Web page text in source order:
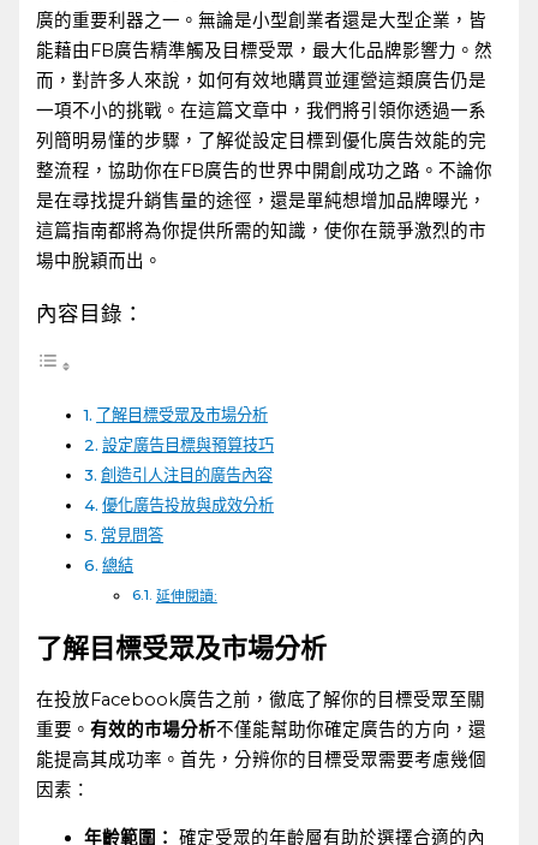
廣的重要利器之一。無論是小型創業者還是大型企業，皆
能藉由FB廣告精準觸及目標受眾，最大化品牌影響力。然
而，對許多人來說，如何有效地購買並運營這類廣告仍是
一項不小的挑戰。在這篇文章中，我們將引領你透過一系
列簡明易懂的步驟，了解從設定目標到優化廣告效能的完
整流程，協助你在FB廣告的世界中開創成功之路。不論你
是在尋找提升銷售量的途徑，還是單純想增加品牌曝光，
這篇指南都將為你提供所需的知識，使你在競爭激烈的市
場中脫穎而出。
內容目錄：
了解目標受眾及市場分析
設定廣告目標與預算技巧
創造引人注目的廣告內容
優化廣告投放與成效分析
常見問答
總結
延伸閱讀:
了解目標受眾及市場分析
在投放Facebook廣告之前，徹底了解你的目標受眾至關
重要。有效的市場分析不僅能幫助你確定廣告的方向，還
能提高其成功率。首先，分辨你的目標受眾需要考慮幾個
因素：
年齡範圍： ‌確定受眾的年齡層有助於選擇合適的內